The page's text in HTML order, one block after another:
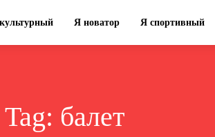
Я новатор Я спортивный
Tag: балет